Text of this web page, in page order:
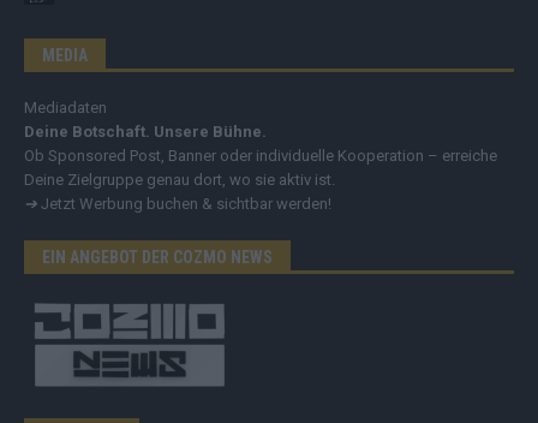
MEDIA
Mediadaten
Deine Botschaft. Unsere Bühne.
Ob Sponsored Post, Banner oder individuelle Kooperation – erreiche
Deine Zielgruppe genau dort, wo sie aktiv ist.
➔ Jetzt Werbung buchen & sichtbar werden!
EIN ANGEBOT DER COZMO NEWS